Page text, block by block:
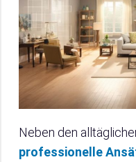
Neben den
professionelle